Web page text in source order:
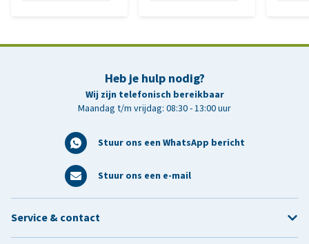
Heb je hulp nodig?
Wij zijn telefonisch bereikbaar
Maandag t/m vrijdag: 08:30 - 13:00 uur
Stuur ons een WhatsApp bericht
Stuur ons een e-mail
Service & contact